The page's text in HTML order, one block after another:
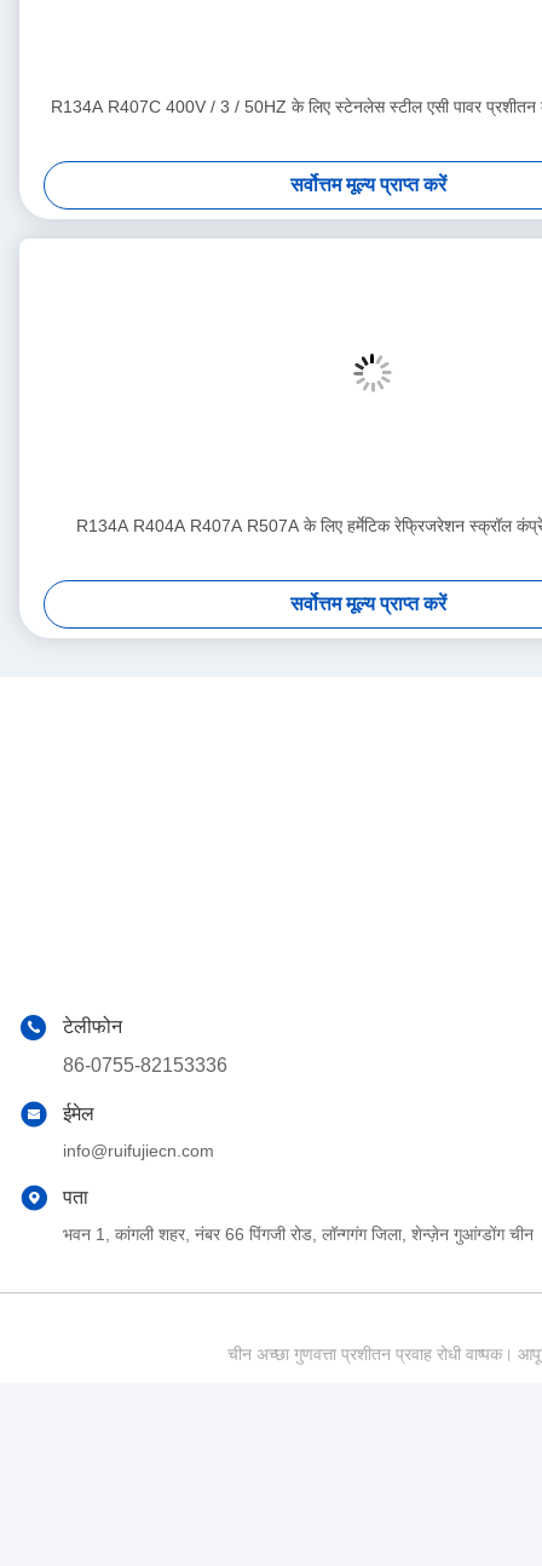
R134A R407C 400V / 3 / 50HZ के लिए स्टेनलेस स्टील एसी पावर
सर्वोत्तम मूल्य प्राप्त करें
R134A R404A R407A R507A के लिए हर्मेटिक रेफ्रिजरेशन स्क्रॉल
सर्वोत्तम मूल्य प्राप्त करें
टेलीफोन
86-0755-82153336
ईमेल
info@ruifujiecn.com
पता
भवन 1, कांगली शहर, नंबर 66 पिंगजी रोड, लॉन्गगंग जिला, शेन्ज़ेन गुआंग्डोंग चीन
चीन अच्छा गुणवत्ता प्रशीतन प्रवाह रोधी